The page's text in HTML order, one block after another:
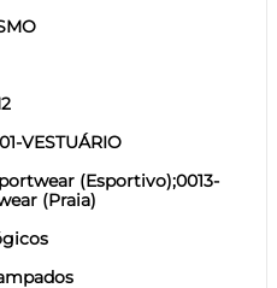
VESTUÁRIO
(Esportivo);0013-
(Praia)